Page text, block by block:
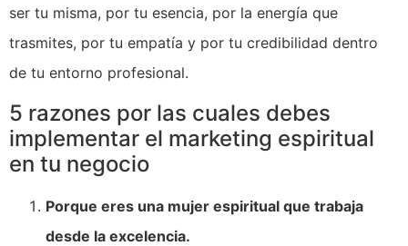
ser tu misma, por tu esencia, por la energía que
trasmites, por tu empatía y por tu credibilidad dentro
de tu entorno profesional.
5 razones por las cuales debes
implementar el marketing espiritual
en tu negocio
Porque eres una mujer espiritual que trabaja
desde la excelencia.